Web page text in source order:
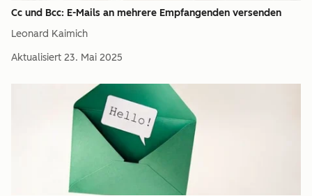
Cc und Bcc: E-Mails an mehrere Empfangenden versenden
Leonard Kaimich
Aktualisiert 23. Mai 2025